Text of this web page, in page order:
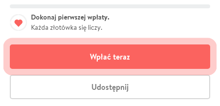
Dokonaj pierwszej wpłaty.
Każda złotówka się liczy.
Wpłać teraz
Udostępnij